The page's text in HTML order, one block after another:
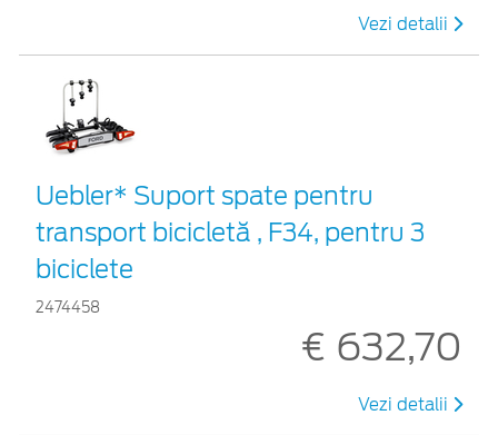
Vezi detalii
Uebler* Suport spate pentru
transport bicicletă , F34, pentru 3
biciclete
2474458
€ 632,70
Vezi detalii